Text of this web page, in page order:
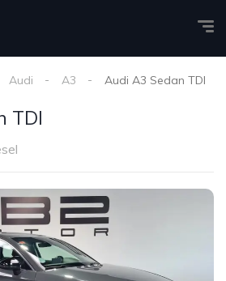
Audi A3 Audi A3 Sedan TDI
TDI